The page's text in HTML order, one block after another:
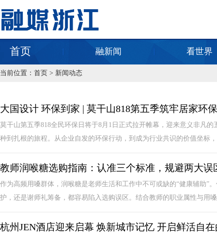
首页 融新闻 看世界
当前位置： 首页 > 新闻动态
大国设计 环保到家 | 莫干山818第五季筑牢居家环
莫干山第五季818全民环保日将于8月1日正式拉开帷幕，迎来意义非凡
种到扎根的旅程。从企业自发的环保行动，到成为行业共识的价值坐标
教师润喉糖选购指南：认准三个标准，规避两大误
作为高频用嗓群体，润喉糖是老师生活和工作中不可或缺的“健康辅助”
护，还是谢师礼筹备，都容易陷入选购误区。结合教师的职业属性与用
杭州JEN酒店迎来启幕 焕新城市记忆 开启鲜活自